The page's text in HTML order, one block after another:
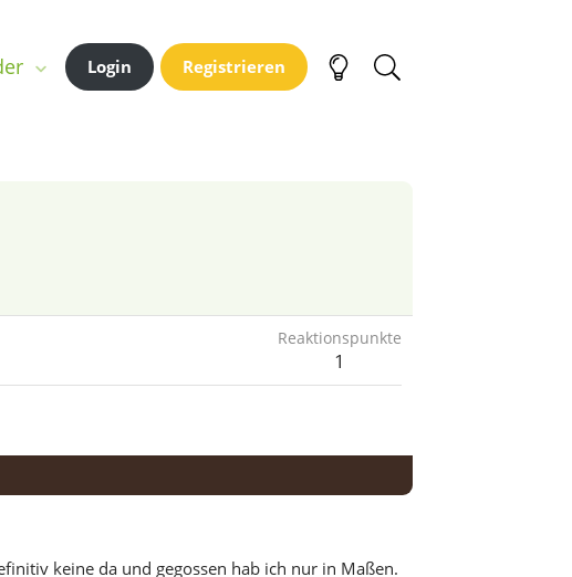
Login Registrieren
Reaktionspunkte
1
keine da und gegossen hab ich nur in Maßen.